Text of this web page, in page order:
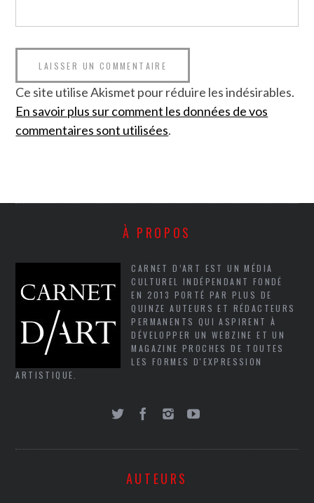
Ce site utilise Akismet pour réduire les indésirables.
En savoir plus sur comment les données de vos
commentaires sont utilisées.
À PROPOS
CARNET D’ART EST UN MÉDIA
CULTUREL INDÉPENDANT FONDÉ
EN 2013 PORTÉ PAR PLUS DE
QUINZE AUTEURS ET RÉDACTEURS
PERMANENTS QUI ASPIRENT À
DÉVELOPPER UN WEBZINE ET UN
MAGAZINE PROCHES DE TOUTES
LES FORMES D'EXPRESSION
ARTISTIQUE.
AUTEURS